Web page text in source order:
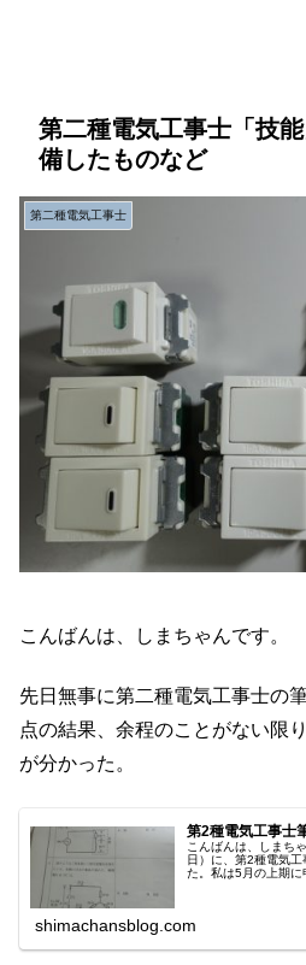
第二種電気工事士「技
備したものなど
第二種電気工事士
こんばんは、しまちゃんです。
先日無事に第二種電気工事士の
点の結果、余程のことがない限
が分かった。
第2種電気工事士
こんばんは、しまち
日）に、第2種電気
た。私は5月の上期に
shimachansblog.com